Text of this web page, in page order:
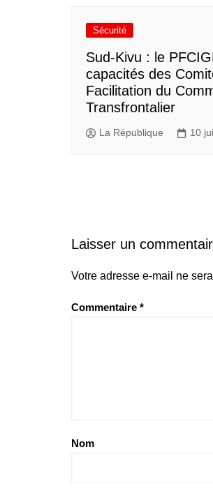
Sécurité
Sud-Kivu : le
capacités des
Facilitation du
Transfrontalier
La République 10
Laisser un
Votre adresse e-mail ne
Commentaire *
Nom